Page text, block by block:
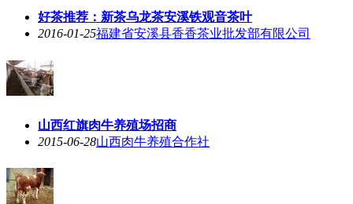
好茶推荐：新茶乌龙茶安溪铁观音茶叶
2016-01-25福建省安溪县香香茶业批发部有限公司
山西红旗肉牛养殖场招商
2015-06-28山西肉牛养殖合作社